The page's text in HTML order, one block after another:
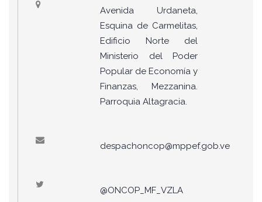
Avenida Urdaneta,
Esquina de Carmelitas,
Edificio Norte del
Ministerio del Poder
Popular de Economía y
Finanzas, Mezzanina.
Parroquia Altagracia.
despachoncop@mppef.gob.ve
@ONCOP_MF_VZLA